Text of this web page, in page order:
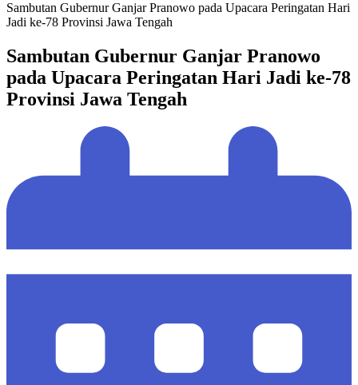
Sambutan Gubernur Ganjar Pranowo pada Upacara Peringatan Hari
Jadi ke-78 Provinsi Jawa Tengah
Sambutan Gubernur Ganjar Pranowo
pada Upacara Peringatan Hari Jadi ke-78
Provinsi Jawa Tengah